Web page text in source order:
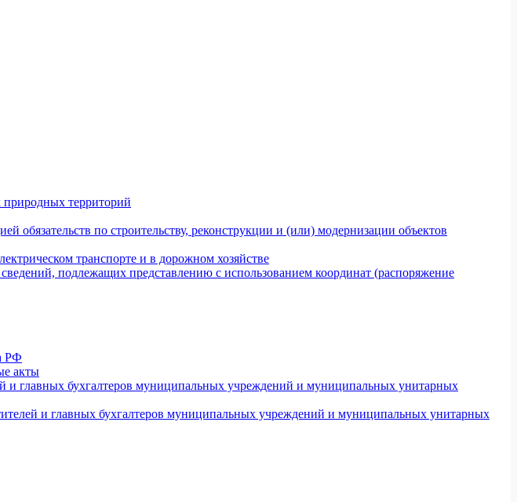
территорий
по строительству, реконструкции и (или) модернизации объектов
транспорте и в дорожном хозяйстве
подлежащих представлению с использованием координат (распоряжение
РФ
акты
и главных бухгалтеров муниципальных учреждений и муниципальных унитарных
и главных бухгалтеров муниципальных учреждений и муниципальных унитарных